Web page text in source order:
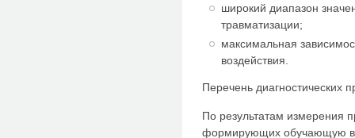
широкий диапазон
травматизации;
максимальная
воздействия.
Перечень диагностических
По результатам измерения
формирующих обучающую